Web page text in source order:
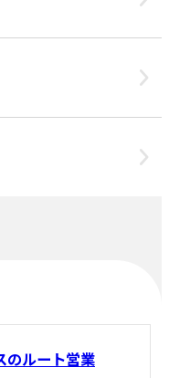
のルート営業